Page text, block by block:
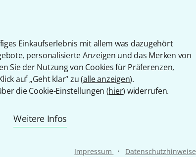
Einkaufserlebnis mit allem was dazugehört
personalisierte Anzeigen und das Merken von
Sie der Nutzung von Cookies für Präferenzen,
auf „Geht klar“ zu (alle anzeigen).
die Cookie-Einstellungen (hier) widerrufen.
Weitere Infos
Impressum · Datenschutzhinweise